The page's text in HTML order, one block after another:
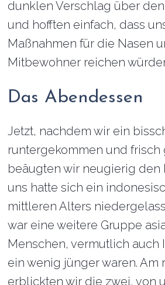
dunklen Verschlag über
und hofften einfach, dass
Maßnahmen für die Nasen
Mitbewohner reichen
Das Abendessen
Jetzt, nachdem wir ein
runtergekommen und frisch
beäugten wir neugierig den
uns hatte sich ein
mittleren Alters
war eine weitere Gruppe
Menschen, vermutlich auch
ein wenig jünger waren. Am
erblickten wir die zwei, von